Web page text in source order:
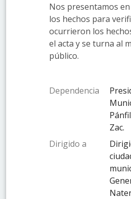
Nos presentamos
los hechos para
ocurrieron los
el acta y se turna al
público.
Dependencia
Zac.
Dirigido a